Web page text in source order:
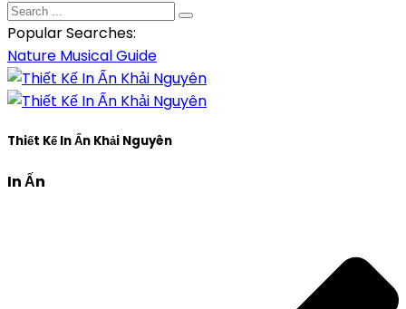
Popular Searches:
Nature MusicalGuide
Thiết Kế In Ấn Khải Nguyên
In Ấn